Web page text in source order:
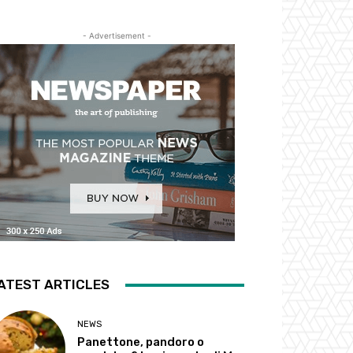
- Advertisement -
ARTICLES
NEWS
Panettone, pandoro o